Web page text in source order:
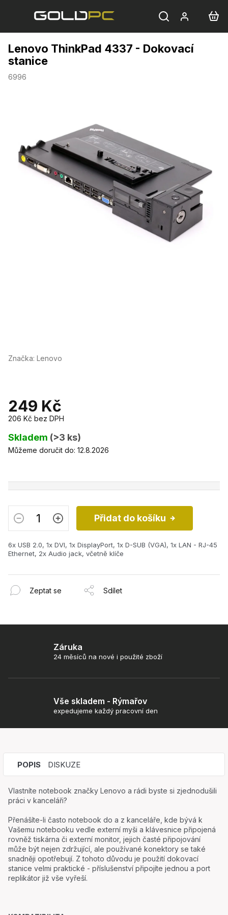
Lenovo ThinkPad 4337 - Dokovací
stanice
6996
Značka: Lenovo
249 Kč
206 Kč bez DPH
Měrná
cena:
Skladem (>3 ks)
Můžeme doručit do: 12.8.2026
Přidat do košíku
6x USB 2.0, 1x DVI, 1x DisplayPort, 1x D-SUB (VGA), 1x LAN - RJ-45
Ethernet, 2x Audio jack, včetně klíče
Zeptat se Sdílet
Záruka
24 měsíců na nové i použité zboží
Vše skladem - Rýmařov
expedujeme každý pracovní den
POPIS DISKUZE
Vlastníte notebook značky Lenovo a rádi byste si zjednodušili
práci v kanceláři?
Přenášíte-li často notebook do a z kanceláře, kde bývá k
Vašemu notebooku vedle externí myši a klávesnice připojená
rovněž tiskárna či externí monitor, jejich časté připojování
může být nejen zdržující, ale používané konektory se také
snadněji opotřebují. Z tohoto důvodu je použití dokovací
stanice velmi praktické - příslušenství připojíte jednou a port
replikátor již vše vyřeší.